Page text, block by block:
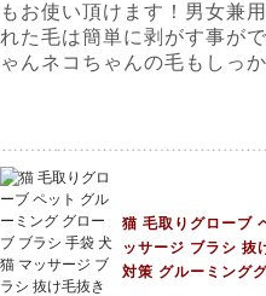
もお使い頂けます！男女兼
れた毛は簡単に剥がす事が
ゃんネコちゃんの毛もしっ
猫 毛取りグローブ
ッサージ ブラシ 抜
対策 グルーミング